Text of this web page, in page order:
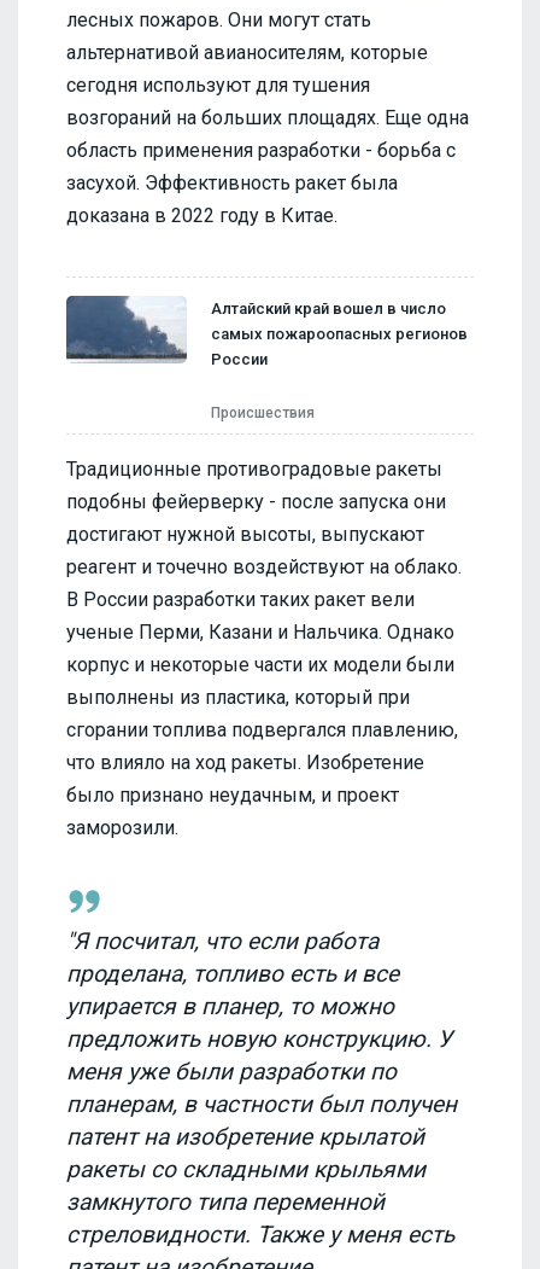
лесных пожаров. Они могут стать
альтернативой авианосителям, которые
сегодня используют для тушения
возгораний на больших площадях. Еще одна
область применения разработки - борьба с
засухой. Эффективность ракет была
доказана в 2022 году в Китае.
Алтайский край вошел в число
самых пожароопасных регионов
России
Происшествия
Традиционные противоградовые ракеты
подобны фейерверку - после запуска они
достигают нужной высоты, выпускают
реагент и точечно воздействуют на облако.
В России разработки таких ракет вели
ученые Перми, Казани и Нальчика. Однако
корпус и некоторые части их модели были
выполнены из пластика, который при
сгорании топлива подвергался плавлению,
что влияло на ход ракеты. Изобретение
было признано неудачным, и проект
заморозили.
"Я посчитал, что если работа
проделана, топливо есть и все
упирается в планер, то можно
предложить новую конструкцию. У
меня уже были разработки по
планерам, в частности был получен
патент на изобретение крылатой
ракеты со складными крыльями
замкнутого типа переменной
стреловидности. Также у меня есть